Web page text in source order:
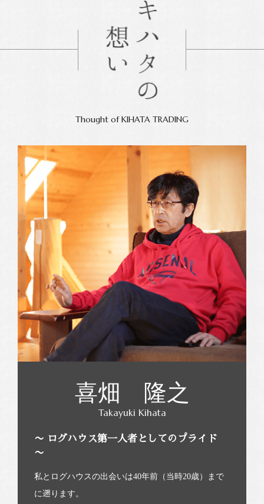
Thought of KIHATA TRADING
喜畑 隆之
Takayuki Kihata
〜 ログハウス第一人者としてのプライド
〜
私とログハウスの出会いは40年前（当時20歳）まで
に遡ります。